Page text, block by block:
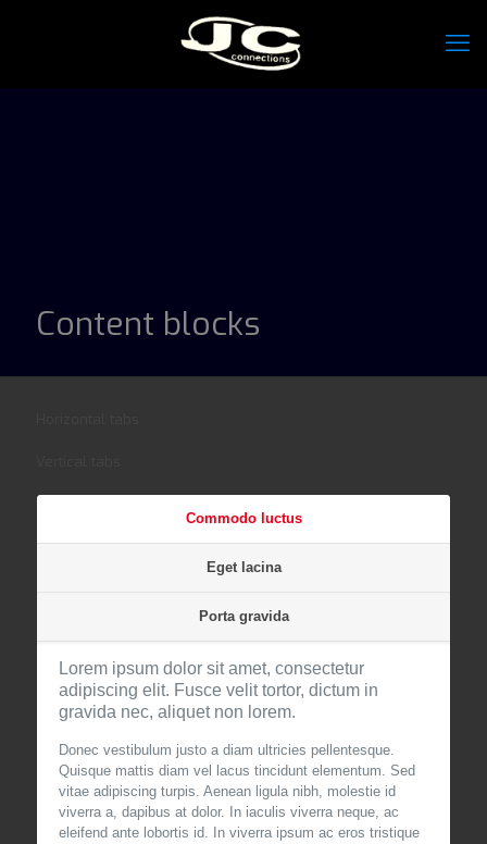
Content blocks
Commodo luctus
Eget lacina
Porta gravida
Lorem ipsum dolor sit amet, consectetur
adipiscing elit. Fusce velit tortor, dictum in
gravida nec, aliquet non lorem.
Donec vestibulum justo a diam ultricies pellentesque.
Quisque mattis diam vel lacus tincidunt elementum. Sed
vitae adipiscing turpis. Aenean ligula nibh, molestie id
viverra a, dapibus at dolor. In iaculis viverra neque, ac
eleifend ante lobortis id. In viverra ipsum ac eros tristique